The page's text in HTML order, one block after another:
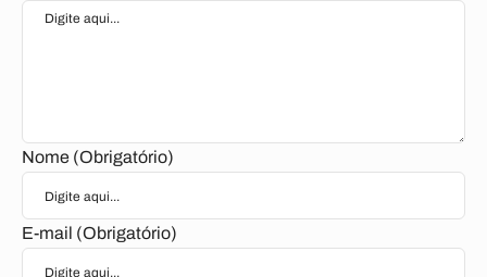
Nome (Obrigatório)
E-mail (Obrigatório)